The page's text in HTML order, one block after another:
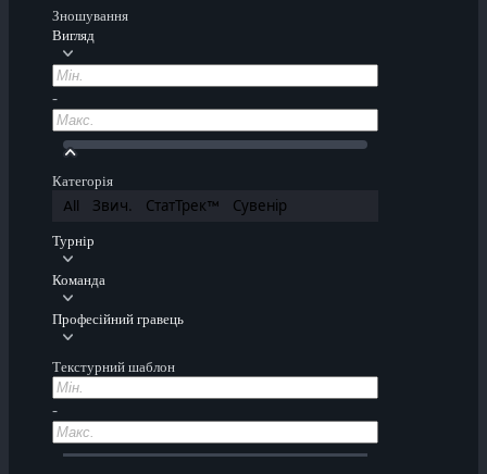
Зношування
Вигляд
-
Категорія
All Звич. СтатТрек™ Сувенір
Турнір
Команда
Професійний гравець
Текстурний шаблон
-